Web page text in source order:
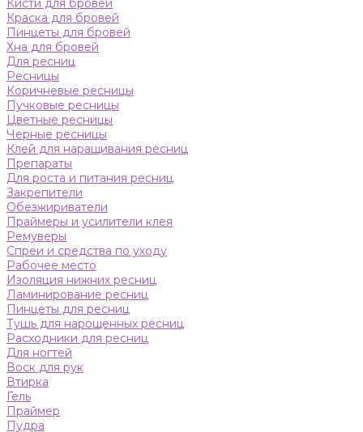
Кисти для бровей
Краска для бровей
Пинцеты для бровей
Хна для бровей
Для ресниц
Ресницы
Коричневые ресницы
Пучковые ресницы
Цветные ресницы
Черные ресницы
Клей для наращивания ресниц
Препараты
Для роста и питания ресниц
Закрепители
Обезжириватели
Праймеры и усилители клея
Ремуверы
Спреи и средства по уходу
Рабочее место
Изоляция нижних ресниц
Ламинирование ресниц
Пинцеты для ресниц
Тушь для нарощенных ресниц
Расходники для ресниц
Для ногтей
Воск для рук
Втирка
Гель
Праймер
Пудра